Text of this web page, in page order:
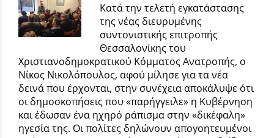
Κατά την τελετή εγκατάστασης
της νέας διευρυμένης
συντονιστικής επιτροπής
Θεσσαλονίκης του
Χριστιανοδημοκρατικού Κόμματος Ανατροπής, ο
Νίκος Νικολόπουλος, αφού μίλησε για τα νέα
δεινά που έρχονται, στην συνέχεια αποκάλυψε ότι
οι δημοσκοπήσεις που «παρήγγειλε» η Κυβέρνηση
και έδωσαν ένα ηχηρό ράπισμα στην «δικέφαλη»
ηγεσία της. Οι πολίτες δηλώνουν απογοητευμένοι